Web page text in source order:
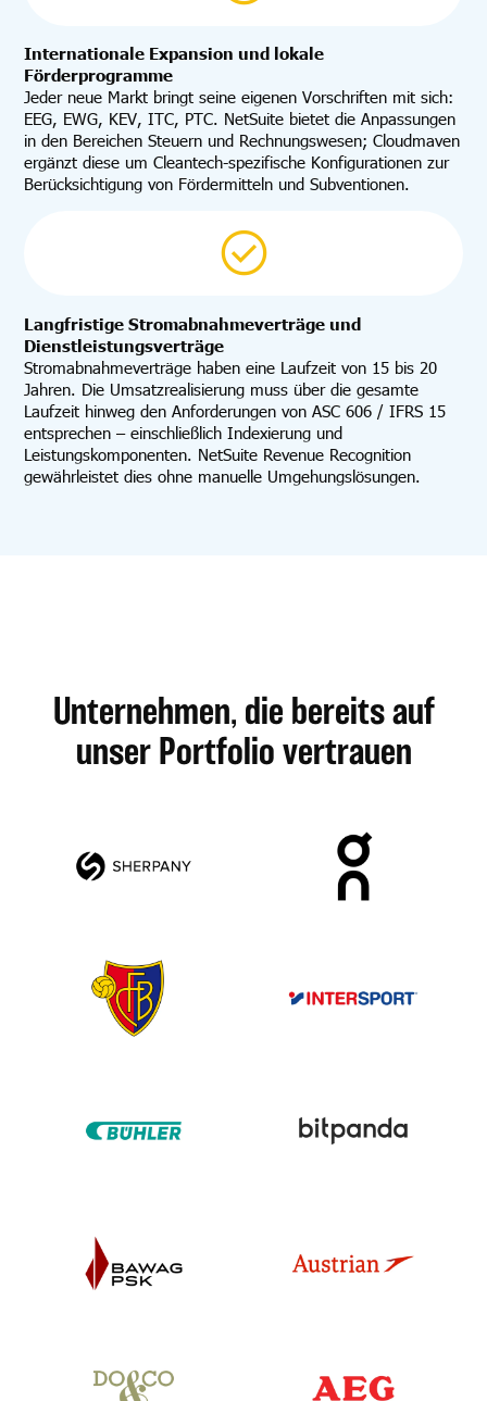
Internationale Expansion und lokale
Förderprogramme
Jeder neue Markt bringt seine eigenen Vorschriften mit sich:
EEG, EWG, KEV, ITC, PTC. NetSuite bietet die Anpassungen
in den Bereichen Steuern und Rechnungswesen; Cloudmaven
ergänzt diese um Cleantech-spezifische Konfigurationen zur
Berücksichtigung von Fördermitteln und Subventionen.
Langfristige Stromabnahmeverträge und
Dienstleistungsverträge
Stromabnahmeverträge haben eine Laufzeit von 15 bis 20
Jahren. Die Umsatzrealisierung muss über die gesamte
Laufzeit hinweg den Anforderungen von ASC 606 / IFRS 15
entsprechen – einschließlich Indexierung und
Leistungskomponenten. NetSuite Revenue Recognition
gewährleistet dies ohne manuelle Umgehungslösungen.
Unternehmen, die bereits auf
unser Portfolio vertrauen